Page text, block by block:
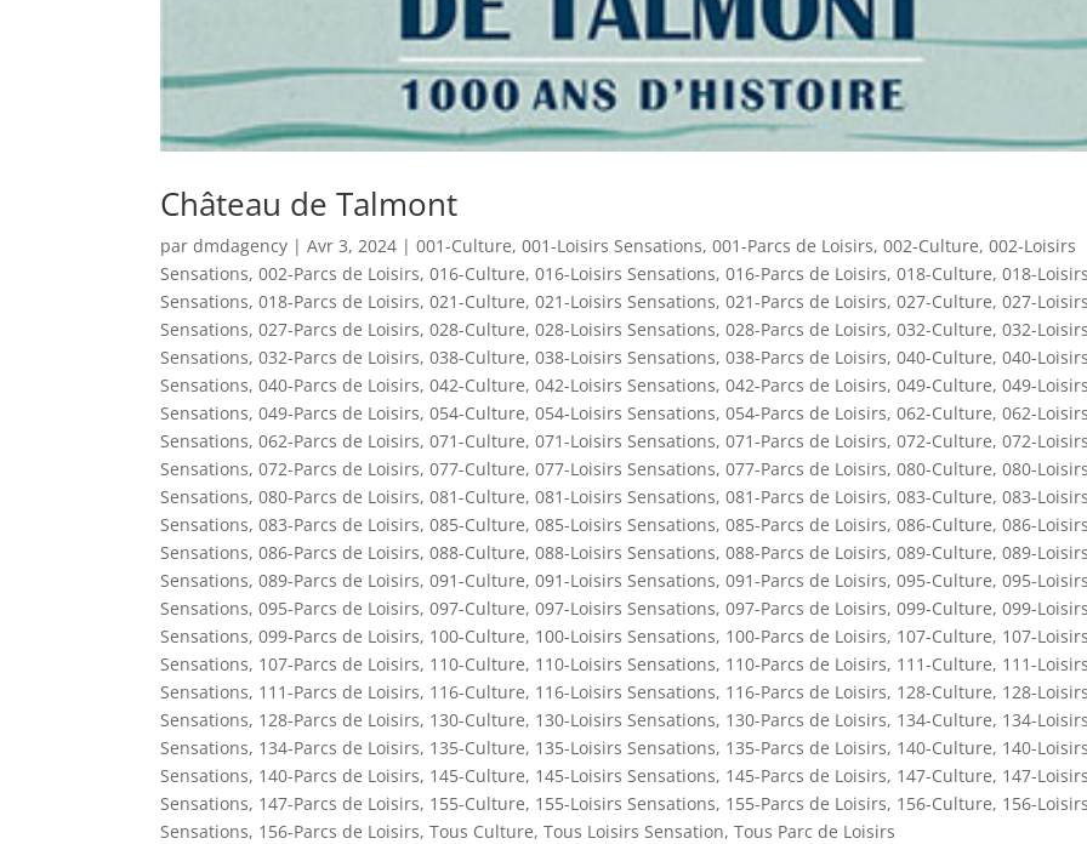
Château de Talmont
par dmdagency | Avr 3, 2024 | 001-Culture, 001-Loisirs Sensations, 001-Parcs de Loisirs, 002-Culture, 002-Loisirs
Sensations, 002-Parcs de Loisirs, 016-Culture, 016-Loisirs Sensations, 016-Parcs de Loisirs, 018-Culture, 018-Loisirs
Sensations, 018-Parcs de Loisirs, 021-Culture, 021-Loisirs Sensations, 021-Parcs de Loisirs, 027-Culture, 027-Loisirs
Sensations, 027-Parcs de Loisirs, 028-Culture, 028-Loisirs Sensations, 028-Parcs de Loisirs, 032-Culture, 032-Loisirs
Sensations, 032-Parcs de Loisirs, 038-Culture, 038-Loisirs Sensations, 038-Parcs de Loisirs, 040-Culture, 040-Loisirs
Sensations, 040-Parcs de Loisirs, 042-Culture, 042-Loisirs Sensations, 042-Parcs de Loisirs, 049-Culture, 049-Loisirs
Sensations, 049-Parcs de Loisirs, 054-Culture, 054-Loisirs Sensations, 054-Parcs de Loisirs, 062-Culture, 062-Loisirs
Sensations, 062-Parcs de Loisirs, 071-Culture, 071-Loisirs Sensations, 071-Parcs de Loisirs, 072-Culture, 072-Loisirs
Sensations, 072-Parcs de Loisirs, 077-Culture, 077-Loisirs Sensations, 077-Parcs de Loisirs, 080-Culture, 080-Loisirs
Sensations, 080-Parcs de Loisirs, 081-Culture, 081-Loisirs Sensations, 081-Parcs de Loisirs, 083-Culture, 083-Loisirs
Sensations, 083-Parcs de Loisirs, 085-Culture, 085-Loisirs Sensations, 085-Parcs de Loisirs, 086-Culture, 086-Loisirs
Sensations, 086-Parcs de Loisirs, 088-Culture, 088-Loisirs Sensations, 088-Parcs de Loisirs, 089-Culture, 089-Loisirs
Sensations, 089-Parcs de Loisirs, 091-Culture, 091-Loisirs Sensations, 091-Parcs de Loisirs, 095-Culture, 095-Loisirs
Sensations, 095-Parcs de Loisirs, 097-Culture, 097-Loisirs Sensations, 097-Parcs de Loisirs, 099-Culture, 099-Loisirs
Sensations, 099-Parcs de Loisirs, 100-Culture, 100-Loisirs Sensations, 100-Parcs de Loisirs, 107-Culture, 107-Loisirs
Sensations, 107-Parcs de Loisirs, 110-Culture, 110-Loisirs Sensations, 110-Parcs de Loisirs, 111-Culture, 111-Loisirs
Sensations, 111-Parcs de Loisirs, 116-Culture, 116-Loisirs Sensations, 116-Parcs de Loisirs, 128-Culture, 128-Loisirs
Sensations, 128-Parcs de Loisirs, 130-Culture, 130-Loisirs Sensations, 130-Parcs de Loisirs, 134-Culture, 134-Loisirs
Sensations, 134-Parcs de Loisirs, 135-Culture, 135-Loisirs Sensations, 135-Parcs de Loisirs, 140-Culture, 140-Loisirs
Sensations, 140-Parcs de Loisirs, 145-Culture, 145-Loisirs Sensations, 145-Parcs de Loisirs, 147-Culture, 147-Loisirs
Sensations, 147-Parcs de Loisirs, 155-Culture, 155-Loisirs Sensations, 155-Parcs de Loisirs, 156-Culture, 156-Loisirs
Sensations, 156-Parcs de Loisirs, Tous Culture, Tous Loisirs Sensation, Tous Parc de Loisirs